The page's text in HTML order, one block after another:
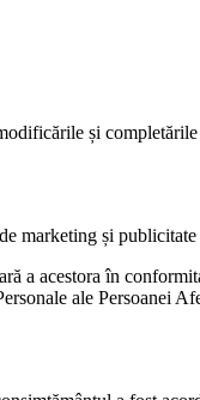
și
marketing și publicitate
a acestora în
ale Persoanei